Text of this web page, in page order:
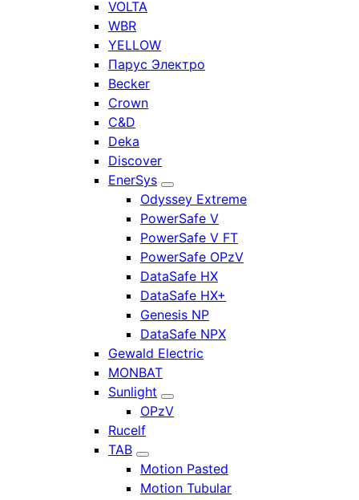
VOLTA
WBR
YELLOW
Парус Электро
Becker
Crown
C&D
Deka
Discover
EnerSys
Odyssey Extreme
PowerSafe V
PowerSafe V FT
PowerSafe OPzV
DataSafe HX
DataSafe HX+
Genesis NP
DataSafe NPX
Gewald Electric
MONBAT
Sunlight
OPzV
Rucelf
TAB
Motion Pasted
Motion Tubular